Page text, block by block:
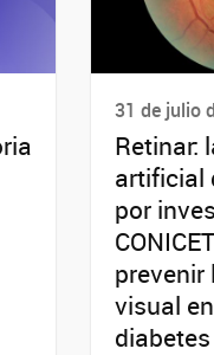
31 de julio
Retinar:
artificial
por
prevenir
visual
diabetes